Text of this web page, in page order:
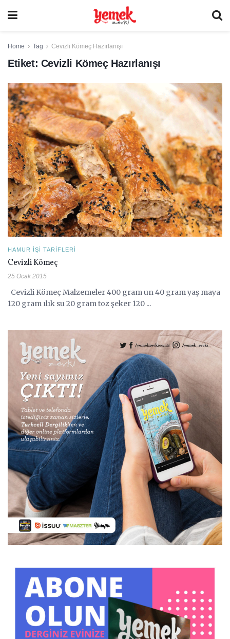
Home Tag Cevizli Kömeç Hazırlanışı
Etiket: Cevizli Kömeç Hazırlanışı
HAMUR İŞI TARIFLERI
Cevizli Kömeç
25 Ocak 2015
Cevizli Kömeç Malzemeler 400 gram un 40 gram yaş maya
120 gram ılık su 20 gram toz şeker 120 ...